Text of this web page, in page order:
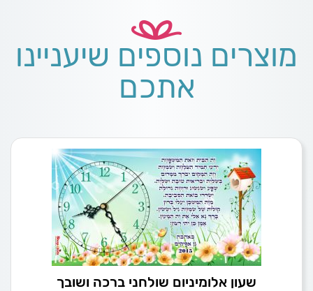
מוצרים נוספים שיעניינו
אתכם
שעון אלומיניום שולחני ברכה ושובך